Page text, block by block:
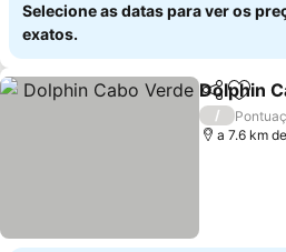
Selecione as datas para ver os
exatos.
Partilhar
Dolphin
/
a 7.6 km